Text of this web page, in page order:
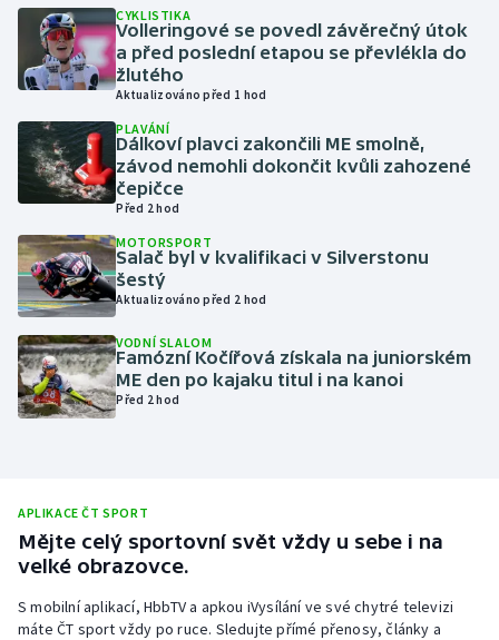
Krasobruslení
Lezení
Lyže a snowboard
Moderní pětiboj
Olympijské hry
Parasport
Plavání
Rychlobruslení
Rychlostní kanoistika
CYKLISTIKA
Volleringové se povedl závěrečný útok
a před poslední etapou se převlékla do
žlutého
Aktualizováno před 1 hod
PLAVÁNÍ
Dálkoví plavci zakončili ME smolně,
závod nemohli dokončit kvůli zahozené
čepičce
Před 2 hod
MOTORSPORT
Salač byl v kvalifikaci v Silverstonu
šestý
Aktualizováno před 2 hod
VODNÍ SLALOM
Famózní Kočířová získala na juniorském
ME den po kajaku titul i na kanoi
Před 2 hod
APLIKACE ČT SPORT
Mějte celý sportovní svět vždy u sebe i na
velké obrazovce.
S mobilní aplikací, HbbTV a apkou iVysílání ve své chytré televizi
máte ČT sport vždy po ruce. Sledujte přímé přenosy, články a